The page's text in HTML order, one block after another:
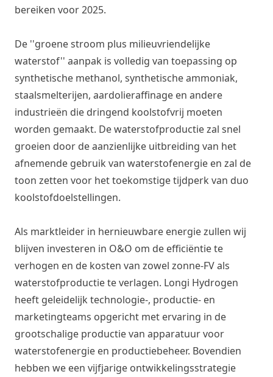
bereiken voor 2025.
De ''groene stroom plus milieuvriendelijke
waterstof'' aanpak is volledig van toepassing op
synthetische methanol, synthetische ammoniak,
staalsmelterijen, aardolieraffinage en andere
industrieën die dringend koolstofvrij moeten
worden gemaakt. De waterstofproductie zal snel
groeien door de aanzienlijke uitbreiding van het
afnemende gebruik van waterstofenergie en zal de
toon zetten voor het toekomstige tijdperk van duo
koolstofdoelstellingen.
Als marktleider in hernieuwbare energie zullen wij
blijven investeren in O&O om de efficiëntie te
verhogen en de kosten van zowel zonne-FV als
waterstofproductie te verlagen. Longi Hydrogen
heeft geleidelijk technologie-, productie- en
marketingteams opgericht met ervaring in de
grootschalige productie van apparatuur voor
waterstofenergie en productiebeheer. Bovendien
hebben we een vijfjarige ontwikkelingsstrategie